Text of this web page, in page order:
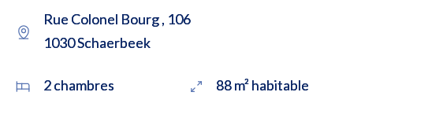
Rue Colonel Bourg , 106
1030 Schaerbeek
2 chambres 88 m² habitable